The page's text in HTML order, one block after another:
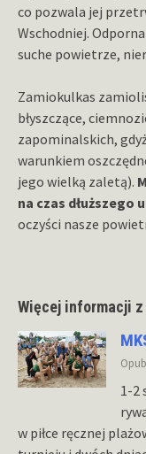
co pozwala jej
Wschodniej.
suche powietrze,
Zamiokulkas
błyszczące,
zapominalskich,
warunkiem
jego wielką zaletą).
na czas dłuższego
oczyści nasze
Więcej informacji
1-2
w piłce ręcznej